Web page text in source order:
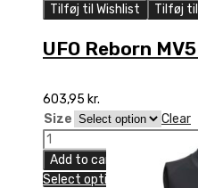
Tilføj til Wishlist Tilføj
UFO Reborn
603,95 kr.
Size
Clear
UFO
Reborn
MV5
Add to cart
Select options